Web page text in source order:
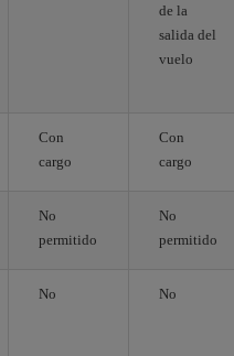
de la
salida del
vuelo
Con
cargo
Con
cargo
No
permitido
No
permitido
No No